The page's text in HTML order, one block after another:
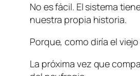
No es fácil. El sistema
nuestra propia historia.
Porque, como diría el
La próxima vez que